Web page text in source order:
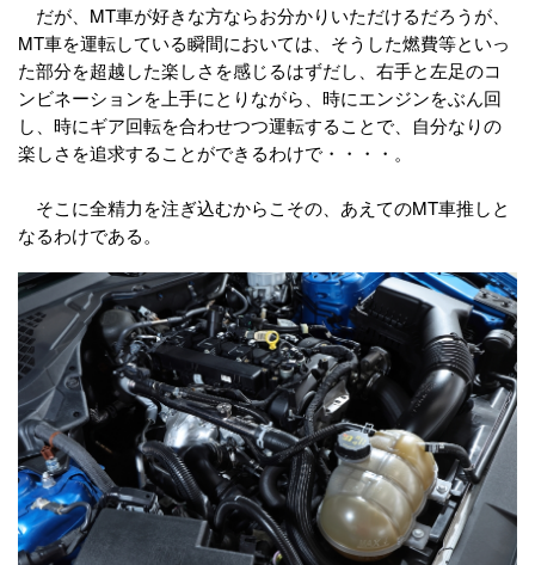
だが、MT車が好きな方ならお分かりいただけるだろうが、
MT車を運転している瞬間においては、そうした燃費等といっ
た部分を超越した楽しさを感じるはずだし、右手と左足のコ
ンビネーションを上手にとりながら、時にエンジンをぶん回
し、時にギア回転を合わせつつ運転することで、自分なりの
楽しさを追求することができるわけで・・・・。
そこに全精力を注ぎ込むからこその、あえてのMT車推しと
なるわけである。